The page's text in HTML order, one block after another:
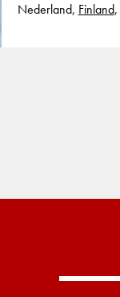
Nederland, Finland,